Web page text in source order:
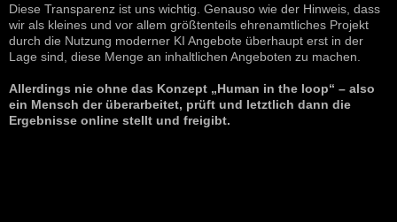
Diese Transparenz ist uns wichtig. Genauso wie der Hinweis, dass
wir als kleines und vor allem größtenteils ehrenamtliches Projekt
durch die Nutzung moderner KI Angebote überhaupt erst in der
Lage sind, diese Menge an inhaltlichen Angeboten zu machen.
Allerdings nie ohne das Konzept „Human in the loop“ – also
ein Mensch der überarbeitet, prüft und letztlich dann die
Ergebnisse online stellt und freigibt.